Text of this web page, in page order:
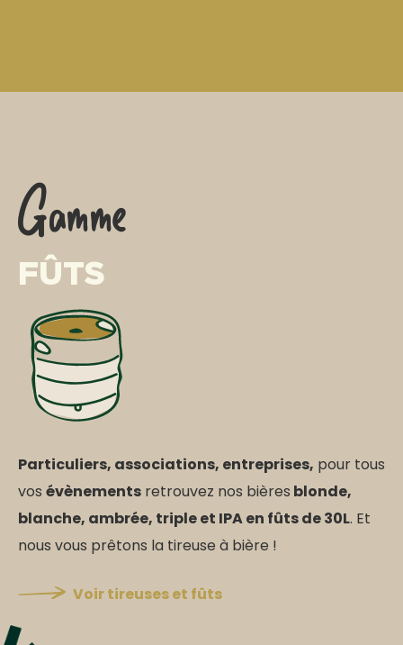
Gamme
FÛTS
Particuliers, associations, entreprises, pour tous
vos évènements retrouvez nos bières blonde,
blanche, ambrée, triple et IPA en fûts de 30L. Et
nous vous prêtons la tireuse à bière !
Voir tireuses et fûts